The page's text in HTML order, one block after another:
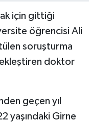
için gittiği
öğrencisi Ali
soruşturma
doktor
geçen yıl
yaşındaki Girne